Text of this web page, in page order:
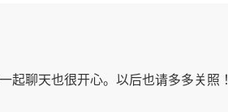
起聊天也很开心。以后也请多多关照！